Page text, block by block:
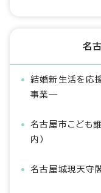
名
結婚新生活を応
事業―
名古屋市こども
内）
名古屋城現天守